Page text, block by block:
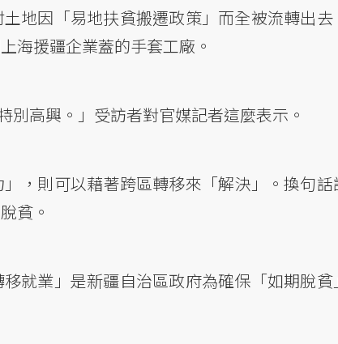
地因「易地扶貧搬遷政策」而全被流轉出去
海援疆企業蓋的手套工廠。
別高興。」受訪者對官媒記者這麼表示。
，則可以藉著跨區轉移來「解決」。換句話
貧。
就業」是新疆自治區政府為確保「如期脫貧